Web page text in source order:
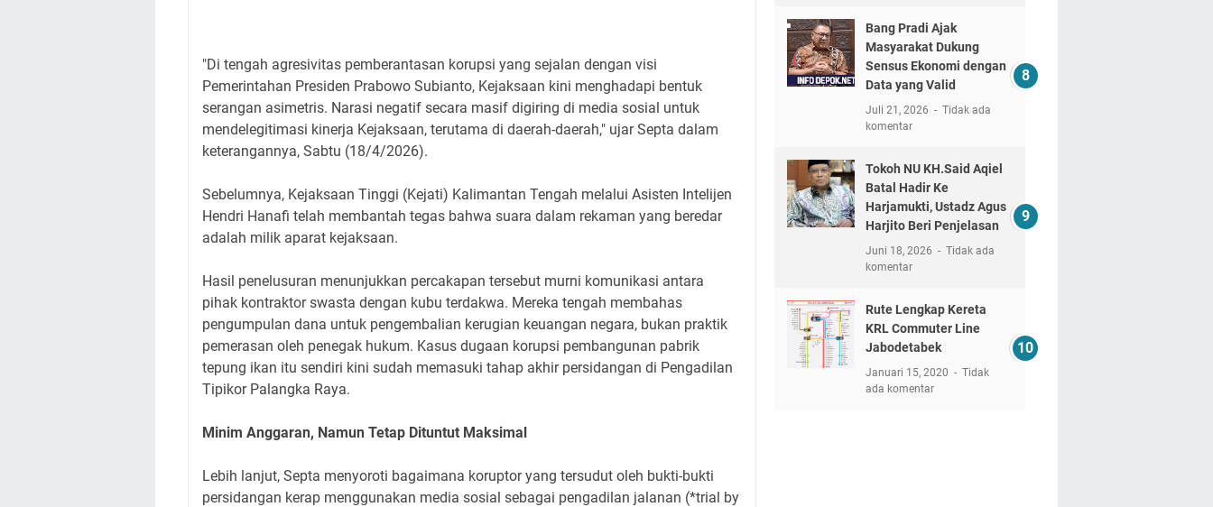
"Di tengah agresivitas pemberantasan korupsi yang sejalan dengan visi
Pemerintahan Presiden Prabowo Subianto, Kejaksaan kini menghadapi bentuk
serangan asimetris. Narasi negatif secara masif digiring di media sosial untuk
mendelegitimasi kinerja Kejaksaan, terutama di daerah-daerah," ujar Septa dalam
keterangannya, Sabtu (18/4/2026).
Sebelumnya, Kejaksaan Tinggi (Kejati) Kalimantan Tengah melalui Asisten Intelijen
Hendri Hanafi telah membantah tegas bahwa suara dalam rekaman yang beredar
adalah milik aparat kejaksaan.
Hasil penelusuran menunjukkan percakapan tersebut murni komunikasi antara
pihak kontraktor swasta dengan kubu terdakwa. Mereka tengah membahas
pengumpulan dana untuk pengembalian kerugian keuangan negara, bukan praktik
pemerasan oleh penegak hukum. Kasus dugaan korupsi pembangunan pabrik
tepung ikan itu sendiri kini sudah memasuki tahap akhir persidangan di Pengadilan
Tipikor Palangka Raya.
Minim Anggaran, Namun Tetap Dituntut Maksimal
Lebih lanjut, Septa menyoroti bagaimana koruptor yang tersudut oleh bukti-bukti
persidangan kerap menggunakan media sosial sebagai pengadilan jalanan (*trial by
Bang Pradi Ajak
Masyarakat Dukung
Sensus Ekonomi dengan
Data yang Valid
Juli 21, 2026
Tidak ada
komentar
Tokoh NU KH.Said Aqiel
Batal Hadir Ke
Harjamukti, Ustadz Agus
Harjito Beri Penjelasan
Juni 18, 2026
Tidak ada
komentar
Rute Lengkap Kereta
KRL Commuter Line
Jabodetabek
Januari 15, 2020
Tidak
ada komentar